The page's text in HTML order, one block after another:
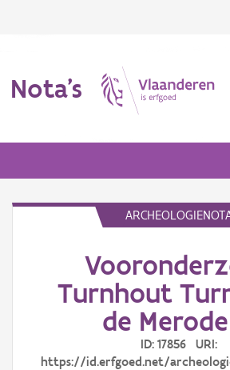
Nota's
Turnhout
de
ID: 17856 URI:
https://id.erfgoed.net/